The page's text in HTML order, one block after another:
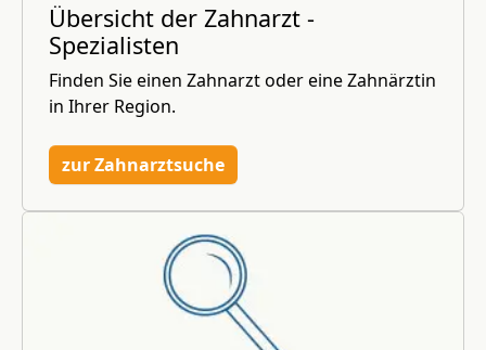
Übersicht der Zahnarzt -
Spezialisten
Finden Sie einen Zahnarzt oder eine Zahnärztin
in Ihrer Region.
zur Zahnarztsuche